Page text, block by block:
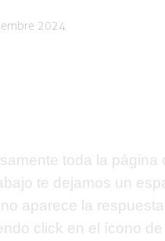
2024
toda la página
te dejamos un
aparece la
click en el ícono de